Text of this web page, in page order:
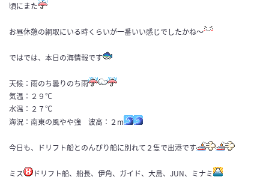
頃にまた
お昼休憩の網取にいる時くらいが一番いい感じでしたかね〜
ではでは、本日の海情報です
天候：雨のち曇りのち雨
気温：２９℃
水温：２７℃
海況：南東の風やや強 波高：２m
今日も、ドリフト船とのんびり船に別れて２隻で出港です
ミス
ドリフト船、船長、伊角、ガイド、大島、JUN、ミナミ